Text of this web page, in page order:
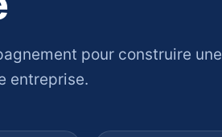
pour construire une
entreprise.